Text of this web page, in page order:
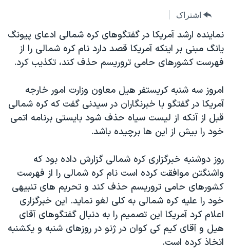
صفحه
جهش
به
جستجو
جهان
ورزشی
گزیده‌ها
ویژه برنامه‌ها
فرهنگ و زندگی
حقوق شهروندی
علم و فناوری
اسرائیل در جنگ
گالری عکس
آرشیو پخش زنده
صفحه‌های ویژه
جام جهانی ۲۰۲۶
عملیات خشم حماسی
۲۵۰سالگی آمریکا
بایگانی برنامه‌های تلویزیونی
مستندها
انتخابات ریاست جمهوری آمریکا ۲۰۲۴
رمز مهسا
ورزش زنان در ایران
اعتراضات زن، زندگی، آزادی
مجموعه مستندهای دادخواهی
تریبونال مردمی آبان ۹۸
فرکانس‌های صدای آمریکا
پخش رادیویی
دنبال کنید
زبانهای مختلف
اشتراک
نماينده ارشد آمريکا در گفتگوهای کره شمالی ادعای پيونگ
يانگ مبنی بر اينکه آمريکا قصد دارد نام کره شمالی را از
فهرست کشورهای حامی تروريسم حذف کند، تکذيب کرد.
امروز سه شنبه کريستفر هيل معاون وزارت امور خارجه
آمريکا در گفتگو با خبرنگاران در سيدنی گفت که کره شمالی
قبل از آنکه از ليست سياه حذف شود بايستی برنامه اتمی
خود را بيش از اين ها برچيده باشد.
روز دوشنبه خبرگزاری کره شمالی گزارش داده بود که
واشنگتن موافقت کرده است نام کره شمالی را از فهرست
کشورهای حامی تروريسم حذف کند و تحريم های تنبيهی
خود را عليه کره شمالی به کلی لغو نمايد. اين خبرگزاری
اعلام کرد آمريکا اين تصميم را به دنبال گفتگوهای آقای
هيل و آقای کيم کی کوان در ژنو در روزهای شنبه و يکشنبه
اتخاذ کرده است.